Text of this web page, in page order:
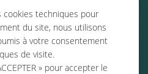
cookies techniques pour
du site, nous utilisons
à votre consentement
de visite.
» pour accepter le